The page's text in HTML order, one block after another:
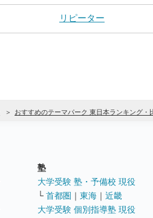
リピーター
おすすめのテーマパーク 東日本ランキング・
塾
大学受験 塾・予備校 現役
└ 首都圏 ｜ 東海 ｜ 近畿
大学受験 個別指導塾 現役